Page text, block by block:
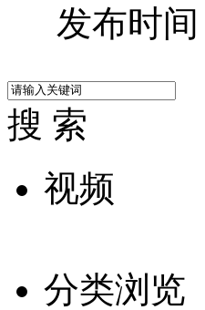
发布时间
搜 索
视频
分类浏览